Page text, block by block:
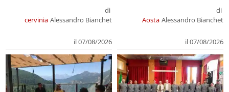
cervinia
di
Alessandro Bianchet
il 07/08/2026
Aosta
di
Alessandro Bianchet
il 07/08/2026